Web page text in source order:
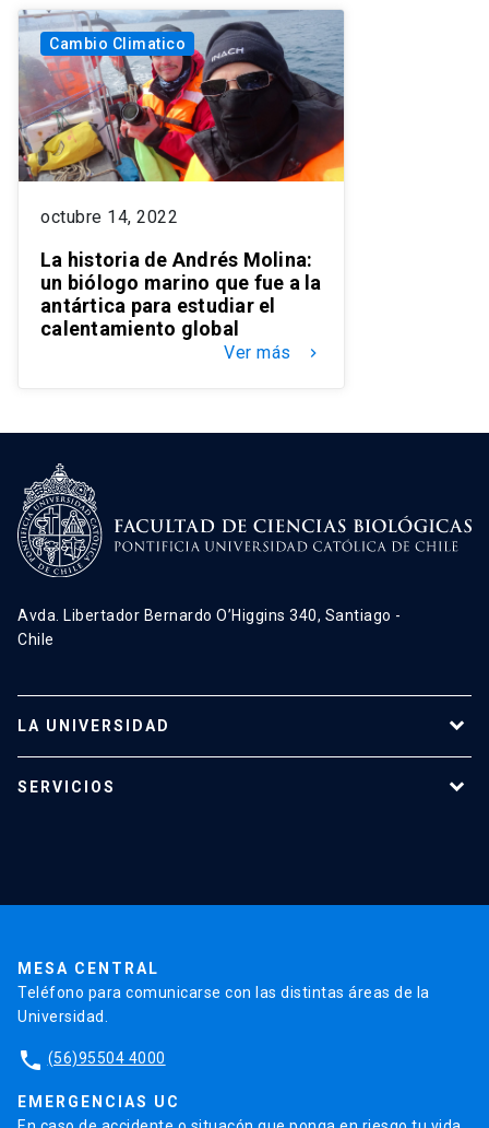
Cambio Climatico
octubre 14, 2022
La historia de Andrés Molina:
un biólogo marino que fue a la
antártica para estudiar el
calentamiento global
Ver más keyboard_arrow_right
Avda. Libertador Bernardo O’Higgins 340, Santiago -
Chile
LA UNIVERSIDAD
Admisión
SERVICIOS
MESA CENTRAL
Teléfono para comunicarse con las distintas áreas de la
Universidad.
phone (56)95504 4000
EMERGENCIAS UC